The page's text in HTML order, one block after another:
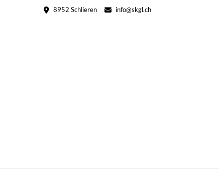
8952 Schlieren info@skgl.ch